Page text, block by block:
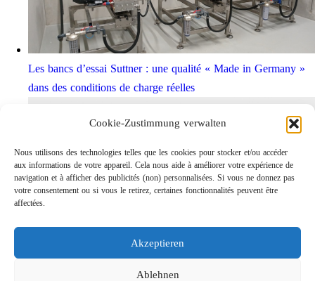
Cookie-Zustimmung verwalten
Nous utilisons des technologies telles que les cookies pour stocker et/ou accéder
aux informations de votre appareil. Cela nous aide à améliorer votre expérience de
navigation et à afficher des publicités (non) personnalisées. Si vous ne donnez pas
votre consentement ou si vous le retirez, certaines fonctionnalités peuvent être
affectées.
Akzeptieren
Ablehnen
Les bancs d’essai Suttner : une qualité « Made in Germany »
dans des conditions de charge réelles